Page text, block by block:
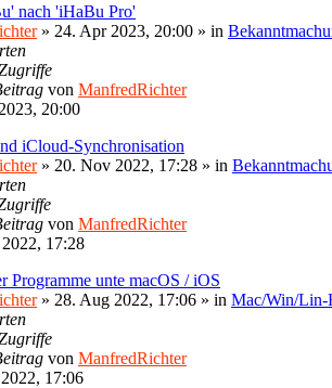
nach 'iHaBu Pro'
» 24. Apr 2023, 20:00 » in
von ManfredRichter
20:00
iCloud-Synchronisation
» 20. Nov 2022, 17:28 » in
von ManfredRichter
17:28
Programme unte macOS / iOS
» 28. Aug 2022, 17:06 » in Mac/Win/Lin-
von ManfredRichter
17:06